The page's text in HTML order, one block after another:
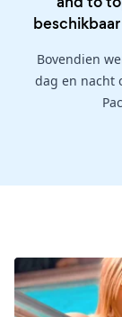
Bovendien
dag en nacht